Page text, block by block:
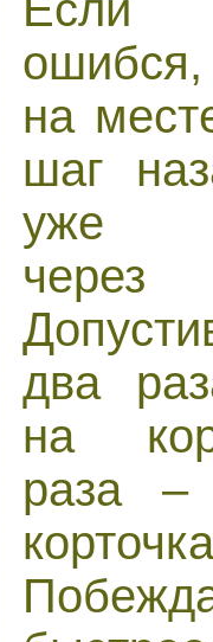
ошибся,
на
шаг
уже
два
на
раза –